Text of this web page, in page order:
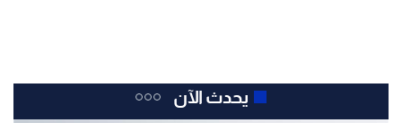
يحدث الآن